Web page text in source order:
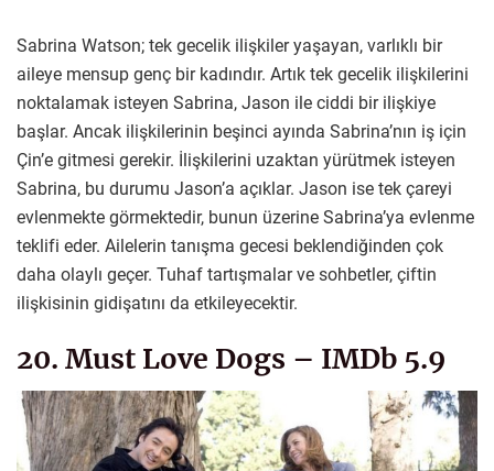
Sabrina Watson; tek gecelik ilişkiler yaşayan, varlıklı bir
aileye mensup genç bir kadındır. Artık tek gecelik ilişkilerini
noktalamak isteyen Sabrina, Jason ile ciddi bir ilişkiye
başlar. Ancak ilişkilerinin beşinci ayında Sabrina’nın iş için
Çin’e gitmesi gerekir. İlişkilerini uzaktan yürütmek isteyen
Sabrina, bu durumu Jason’a açıklar. Jason ise tek çareyi
evlenmekte görmektedir, bunun üzerine Sabrina’ya evlenme
teklifi eder. Ailelerin tanışma gecesi beklendiğinden çok
daha olaylı geçer. Tuhaf tartışmalar ve sohbetler, çiftin
ilişkisinin gidişatını da etkileyecektir.
20. Must Love Dogs – IMDb 5.9